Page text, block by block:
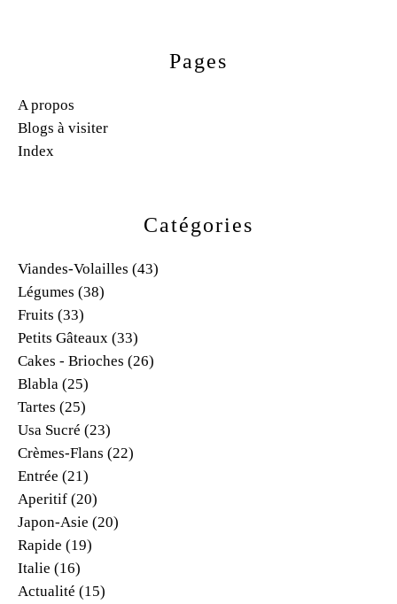
Catégories
Viandes-Volailles (43)
Légumes (38)
Fruits (33)
Petits Gâteaux (33)
Cakes - Brioches (26)
Blabla (25)
Tartes (25)
Usa Sucré (23)
Crèmes-Flans (22)
Entrée (21)
Aperitif (20)
Japon-Asie (20)
Rapide (19)
Italie (16)
Actualité (15)
Pages
A propos
Blogs à visiter
Index